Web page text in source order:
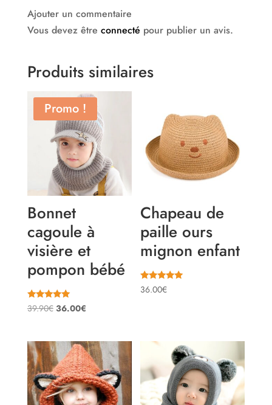
Ajouter un commentaire
Vous devez être connecté pour publier un avis.
Produits similaires
Promo !
Bonnet
cagoule à
visière et
pompon bébé
Note
4.80
39.90€ Le
initial
était :
39.90€.
36.00€Le
actuel
est :
36.00€.
Chapeau de
paille ours
mignon enfant
Note
5.00
36.00€